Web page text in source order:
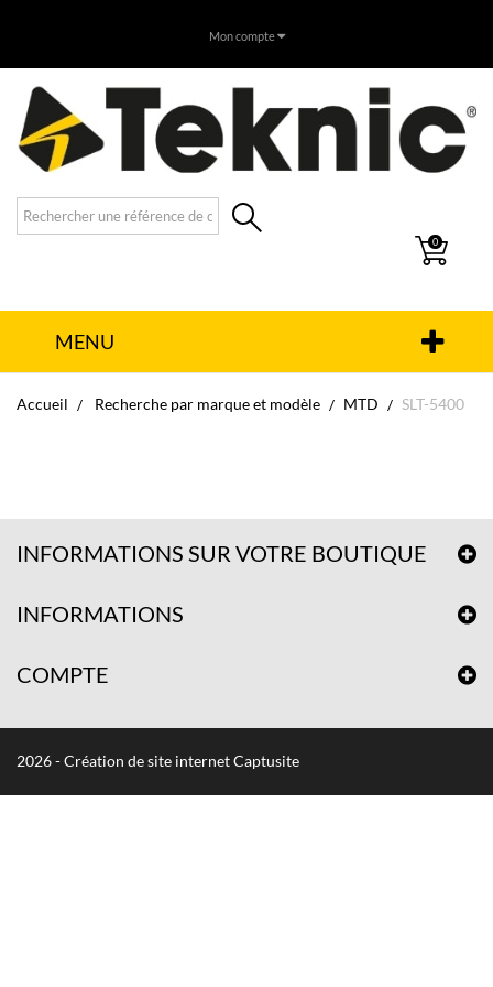
Mon compte
0
MENU
Accueil Recherche par marque et modèle MTD SLT-5400
INFORMATIONS SUR VOTRE BOUTIQUE
INFORMATIONS
COMPTE
2026 - Création de site internet Captusite